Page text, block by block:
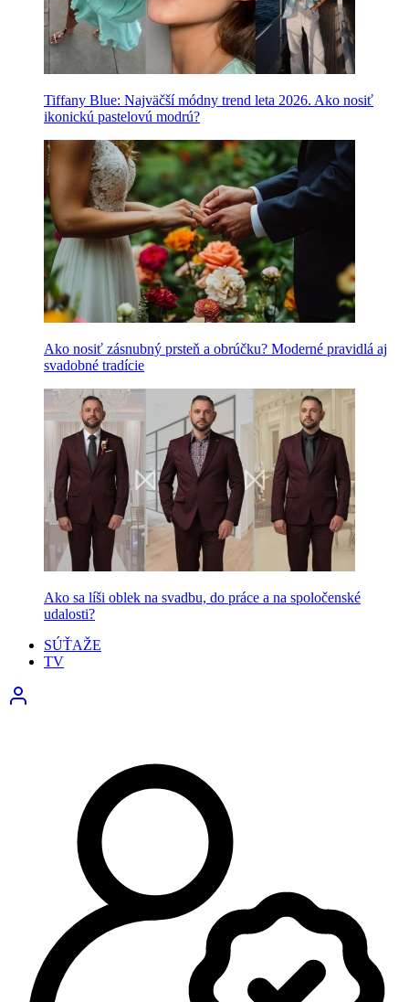
Tiffany Blue: Najväčší módny trend leta 2026. Ako nosiť
ikonickú pastelovú modrú?
Ako nosiť zásnubný prsteň a obrúčku? Moderné pravidlá aj
svadobné tradície
Ako sa líši oblek na svadbu, do práce a na spoločenské
udalosti?
SÚŤAŽE
TV